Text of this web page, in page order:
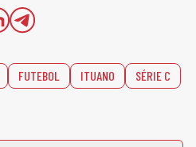
FUTEBOL ITUANO
SÉRIE C